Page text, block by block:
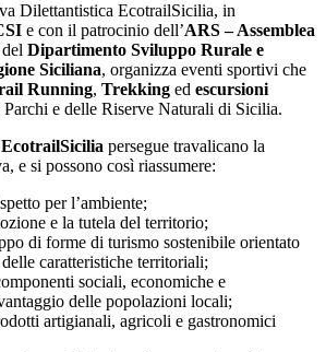
Dilettantistica EcotrailSicilia, in
e con il patrocinio dell’ARS – Assemblea
Dipartimento Sviluppo Rurale e
Siciliana, organizza eventi sportivi che
Running, Trekking ed escursioni
Parchi e delle Riserve Naturali di Sicilia.
persegue travalicano la
e si possono così riassumere:
per l’ambiente;
e la tutela del territorio;
di forme di turismo sostenibile orientato
caratteristiche territoriali;
sociali, economiche e
delle popolazioni locali;
artigianali, agricoli e gastronomici